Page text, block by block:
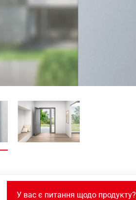
Фотогалерея
У вас є питання щодо продукту?